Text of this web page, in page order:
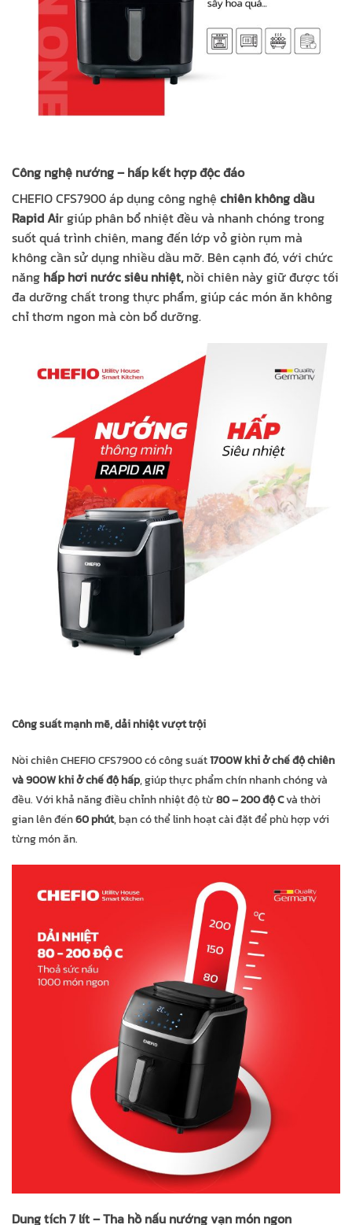
Công nghệ nướng – hấp kết hợp độc đáo
CHEFIO CFS7900 áp dụng công nghệ chiên không dầu
Rapid Air giúp phân bổ nhiệt đều và nhanh chóng trong
suốt quá trình chiên, mang đến lớp vỏ giòn rụm mà
không cần sử dụng nhiều dầu mỡ. Bên cạnh đó, với chức
năng hấp hơi nước siêu nhiệt,nồi chiên này giữ được tối
đa dưỡng chất trong thực phẩm, giúp các món ăn không
chỉ thơm ngon mà còn bổ dưỡng.
Công suất mạnh mẽ, dải nhiệt vượt trội
Nồi chiên CHEFIO CFS7900 có công suất1700W khi ở chế độ chiên
và 900W khi ở chế độ hấp, giúp thực phẩm chín nhanh chóng và
đều. Với khả năng điều chỉnh nhiệt độ từ80 – 200 độ Cvà thời
gian lên đến60 phút, bạn có thể linh hoạt cài đặt để phù hợp với
từng món ăn.
Dung tích 7 lít – Tha hồ nấu nướng vạn món ngon